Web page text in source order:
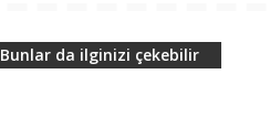
Bunlar da ilginizi çekebilir